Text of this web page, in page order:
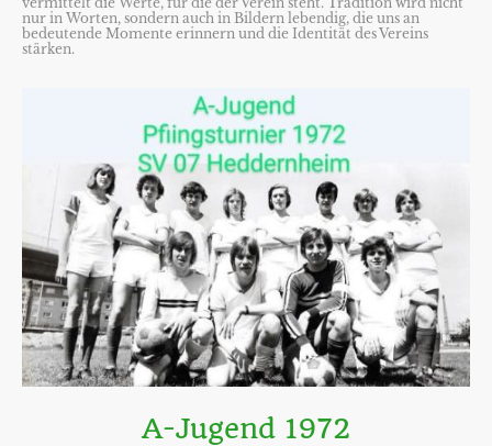
nur in Worten, sondern auch in Bildern lebendig, die uns an
bedeutende Momente erinnern und die Identität des Vereins
stärken.
A-Jugend 1972